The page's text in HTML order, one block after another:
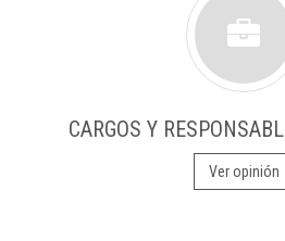
CARGOS Y
Ver opinión